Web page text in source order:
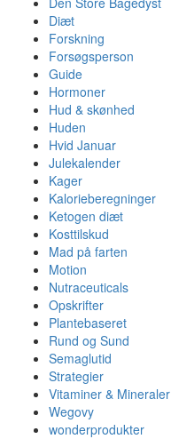
Diæt
Forskning
Forsøgsperson
Guide
Hormoner
Hud & skønhed
Huden
Hvid Januar
Julekalender
Kager
Kalorieberegninger
Ketogen diæt
Kosttilskud
Mad på farten
Motion
Nutraceuticals
Opskrifter
Plantebaseret
Rund og Sund
Semaglutid
Strategier
Vitaminer & Mineraler
Wegovy
wonderprodukter